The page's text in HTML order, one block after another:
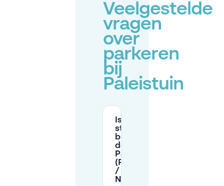
Veelgestelde
vragen
over
parkeren
bij
Paleistuin
Is er
straatparkeren
beschikbaar in
de buurt van
Paleistuin
(Prinsessewal
/ Paleis
Noordeinde)?